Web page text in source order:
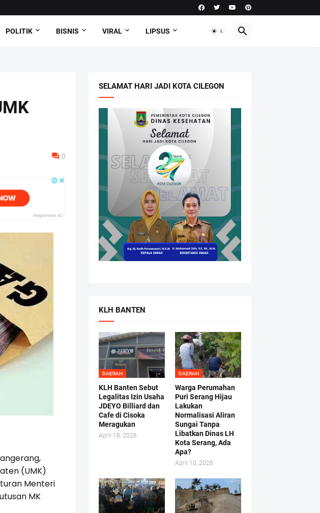
POLITIK BISNIS VIRAL LIPSUS
0
(UMK)
Menteri
MK
SELAMAT HARI JADI KOTA CILEGON
KLH BANTEN
DAERAH
KLH Banten Sebut
Legalitas Izin Usaha
JDEYO Billiard dan
Cafe di Cisoka
Meragukan
April 18, 2026
DAERAH
Warga Perumahan
Puri Serang Hijau
Lakukan
Normalisasi Aliran
Sungai Tanpa
Libatkan Dinas LH
Kota Serang, Ada
Apa?
April 10, 2026